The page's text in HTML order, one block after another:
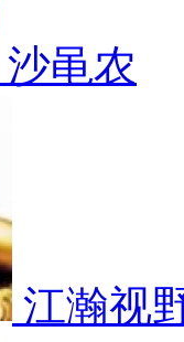
沙黾农
江瀚视